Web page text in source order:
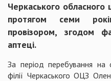
Черкаського обласного
протягом семи
провізором, згодом
аптеці.
За період перебування на
філії Черкаського ОЦЗ